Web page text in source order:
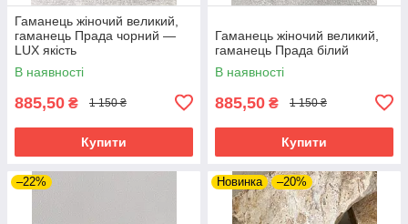
Гаманець жіночий великий,
гаманець Прада чорний —
LUX якість
В наявності
885,50 ₴ 1 150 ₴
Купити
Гаманець жіночий великий,
гаманець Прада білий
В наявності
885,50 ₴ 1 150 ₴
Купити
–22% Новинка –20%